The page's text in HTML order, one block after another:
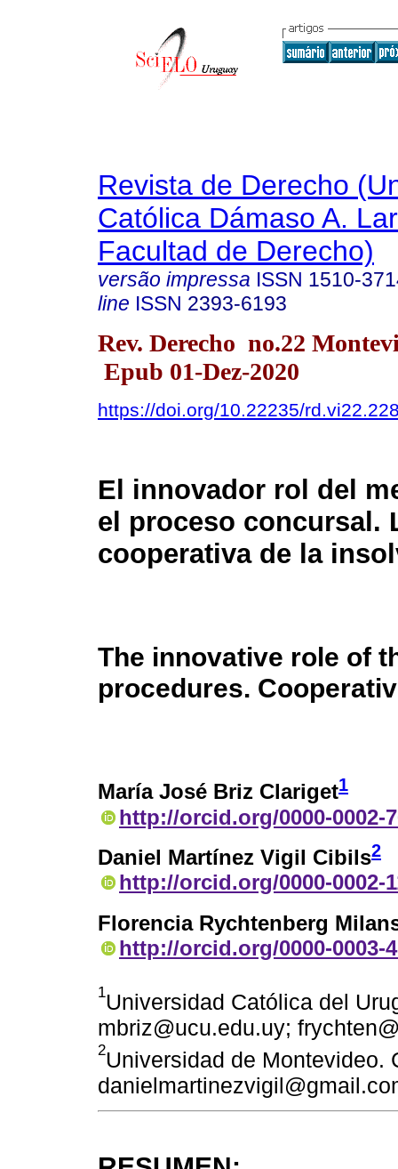
Revista de Derecho
Católica Dámaso A.
Facultad de Derecho)
versão impressa ISSN 1510-
line ISSN 2393-6193
Rev. Derecho no.22
Epub 01-Dez-2020
https://doi.org/10.22235/
El innovador rol del
el proceso concursal.
cooperativa de la
The innovative role of
procedures.
María José Briz Clariget1
http://orcid.org/0000-0002-
Daniel Martínez Vigil Cibils2
http://orcid.org/0000-0002-
Florencia Rychtenberg
http://orcid.org/0000-0003-
1Universidad Católica del
mbriz@ucu.edu.uy;
2Universidad de Montevideo.